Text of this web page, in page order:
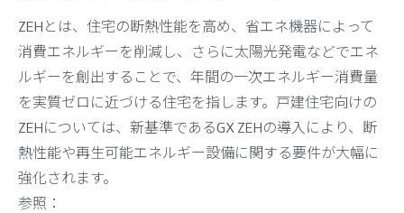
ZEHとは、住宅の断熱性能を高め、省エネ機器によって
消費エネルギーを削減し、さらに太陽光発電などでエネ
ルギーを創出することで、年間の一次エネルギー消費量
を実質ゼロに近づける住宅を指します。戸建住宅向けの
ZEHについては、新基準であるGX ZEHの導入により、断
熱性能や再生可能エネルギー設備に関する要件が大幅に
強化されます。
参照：